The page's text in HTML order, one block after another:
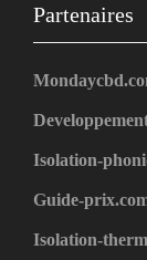
Partenaires
Isolation-
Guide-
Isolation-